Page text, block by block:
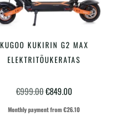
LISA KORVI
KUGOO KUKIRIN G2 MAX
ELEKTRITÕUKERATAS
€999.00Algne
hind
€849.00Praegune
hind
Monthly payment from€26.10